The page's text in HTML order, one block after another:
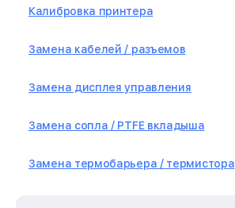
Калибровка принтера
Замена кабелей / разъемов
Замена дисплея управления
Замена сопла / PTFE вкладыша
Замена термобарьера / термистора